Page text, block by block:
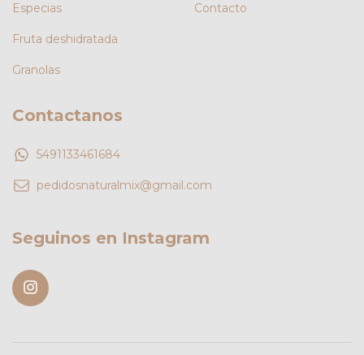
Especias
Fruta deshidratada
Granolas
Contacto
Contactanos
5491133461684
pedidosnaturalmix@gmail.com
Seguinos en Instagram